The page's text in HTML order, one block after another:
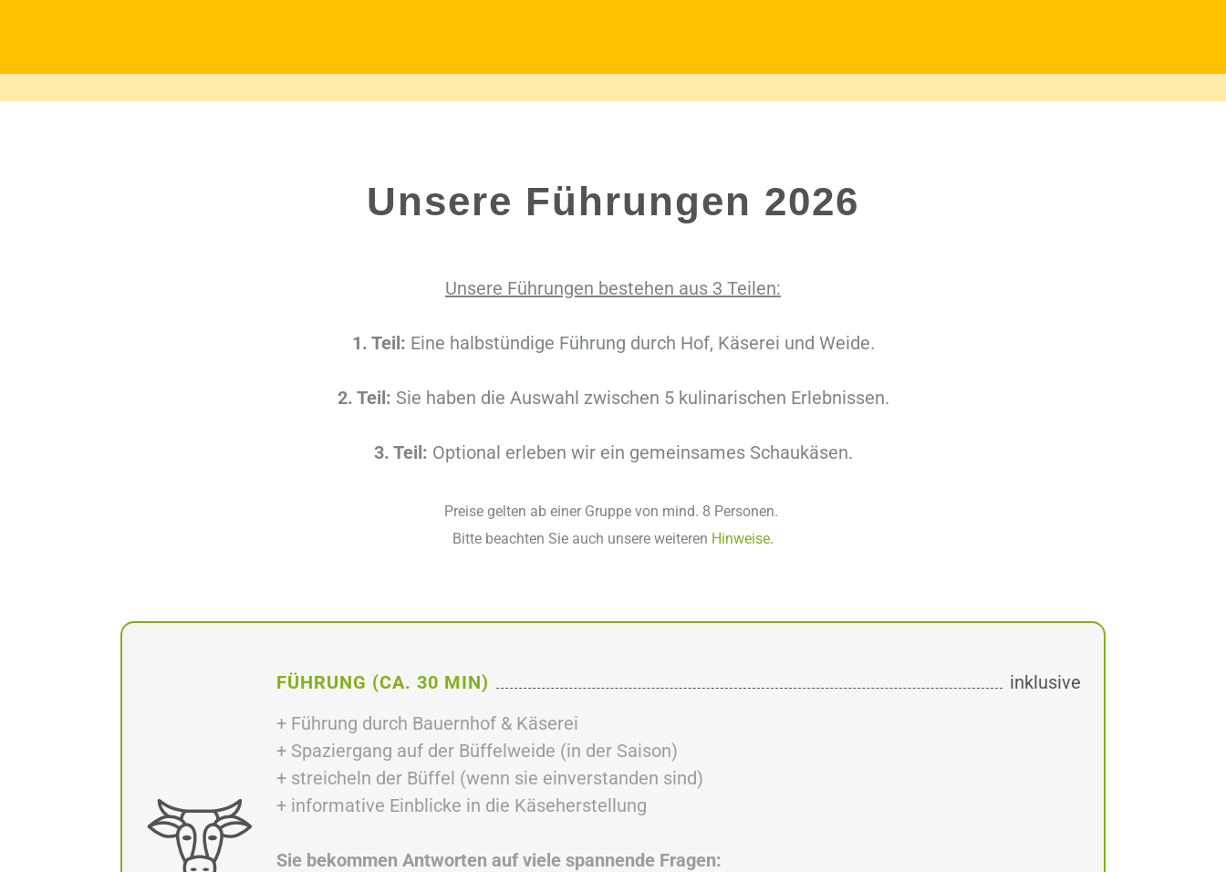
Unsere Führungen 2026
Unsere Führungen bestehen aus 3 Teilen:
1. Teil: Eine halbstündige Führung durch Hof, Käserei und Weide.
2. Teil: Sie haben die Auswahl zwischen 5 kulinarischen Erlebnissen.
3. Teil: Optional erleben wir ein gemeinsames Schaukäsen.
Preise gelten ab einer Gruppe von mind. 8 Personen.
Bitte beachten Sie auch unsere weiteren Hinweise.
FÜHRUNG (CA. 30 MIN)
inklusive
+ Führung durch Bauernhof & Käserei
+ Spaziergang auf der Büffelweide (in der Saison)
+ streicheln der Büffel (wenn sie einverstanden sind)
+ informative Einblicke in die Käseherstellung
Sie bekommen Antworten auf viele spannende Fragen: